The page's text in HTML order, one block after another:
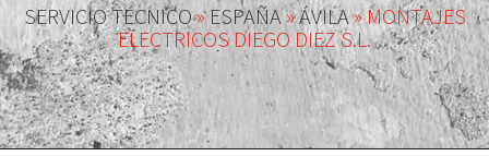
SERVICIO TÉCNICO»ESPAÑA»ÁVILA»MONTAJES
ELECTRICOS DIEGO DIEZ S.L.